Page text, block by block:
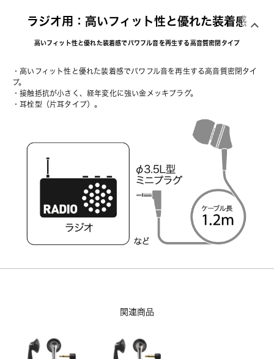
ラジオ用：高いフィット性と優れた装着感
高いフィット性と優れた装着感でパワフル音を再生する高音質密閉タイプ
・高いフィット性と優れた装着感でパワフル音を再生する高音質密閉タイ
プ。
・接触抵抗が小さく、経年変化に強い金メッキプラグ。
・耳栓型（片耳タイプ）。
関連商品